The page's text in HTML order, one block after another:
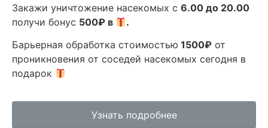
Закажи уничтожение насекомых с 6.00 до 20.00
получи бонус 500₽ в
.
Барьерная обработка стоимостью 1500₽ от
проникновения от соседей насекомых сегодня в
подарок
Узнать подробнее